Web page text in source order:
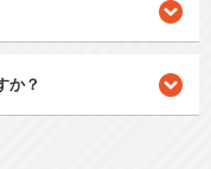
か？